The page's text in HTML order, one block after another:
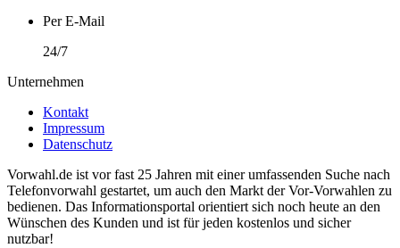
Per E-Mail
24/7
Unternehmen
Kontakt
Impressum
Datenschutz
Vorwahl.de ist vor fast 25 Jahren mit einer umfassenden Suche nach
Telefonvorwahl gestartet, um auch den Markt der Vor-Vorwahlen zu
bedienen. Das Informationsportal orientiert sich noch heute an den
Wünschen des Kunden und ist für jeden kostenlos und sicher
nutzbar!